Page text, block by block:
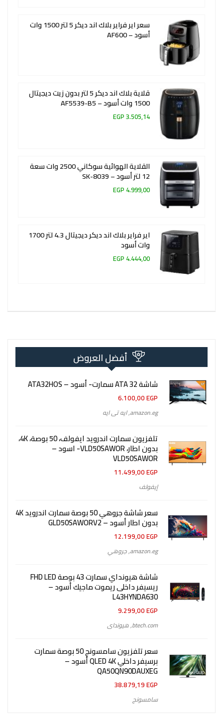
سعر اير فراير بلاك اند ديكر 5 لتر 1500 وات
أسود – AF600
قلاية بلاك اند ديكر 5 لتر بدون زيت ديجيتال
1500 وات أسود – AF5539-B5
3.505,14 EGP
القلاية الهوائية سوكاني 2500 وات سعة
12 لتر أسود – SK-8039
4.999,00 EGP
اير فراير بلاك اند ديكر ديجيتال 4.3 لتر 1700
وات أسود
4.444,00 EGP
أفضل العروض
شاشة 32 ATA سمارت- أسود – ATA32HOS
6.100,00EGP
amazon.eg
,ايه تى ايه
تلفزيون سمارت اندرويد ايفولف، 50 بوصة، 4K،
بدون اطار، VLD50SAWOR- اسود –
VLD50SAWOR
11.499,00EGP
إيفولف
سعر شاشة جروهي 50 بوصة سمارت اندرويد 4K
بدون اطار أسود – GLD50SAWORV2
12.199,00EGP
amazon.eg
,جروهي
شاشة هيونداي سمارت 43 بوصة FHD LED
ريسيفر داخلى ريموت ماجيك أسود –
L43HYNDA630
9.299,00EGP
btech.com
,هيونداى
سعر تلفزيون سامسونج 50 بوصة سمارت
برسيفر داخلي QLED 4K أسود –
QA50QN90DAUXEG
38.879,19EGP
سامسونج